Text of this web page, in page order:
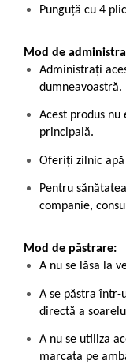
Punguță cu 4
Mod de
Administrați
dumneavoastră.
Acest produs nu
principală.
Oferiți zilnic
Pentru
companie,
Mod de păstrare:
A nu se lăsa la
A se păstra într-
directă a
A nu se utiliza
marcata pe